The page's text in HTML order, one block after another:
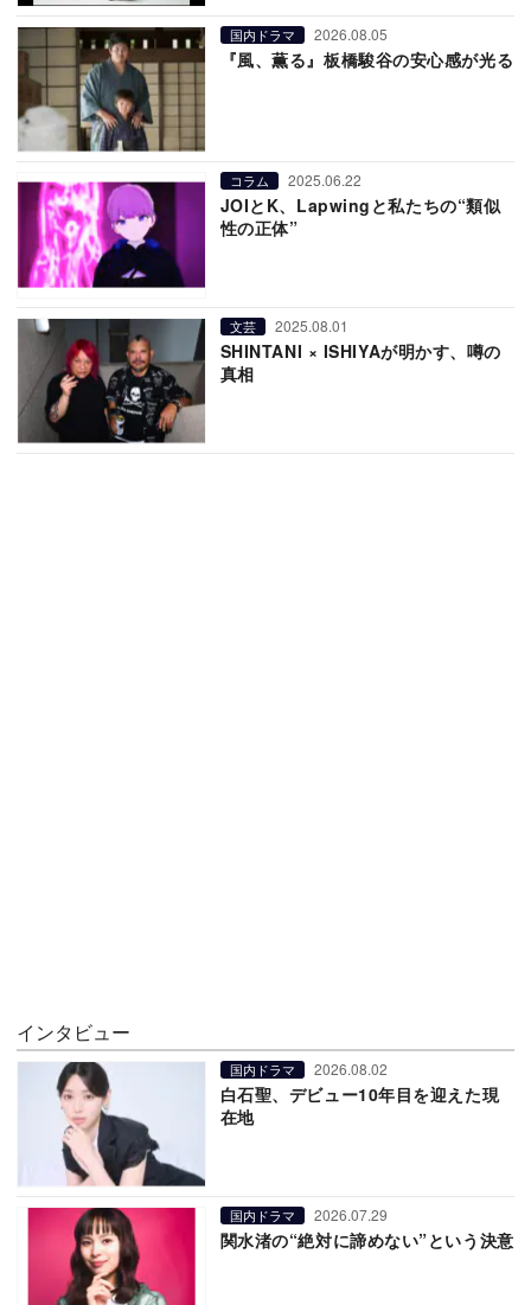
国内ドラマ 2026.08.05
『風、薫る』板橋駿谷の安心感が光る
コラム 2025.06.22
JOIとK、Lapwingと私たちの“類似
性の正体”
文芸 2025.08.01
SHINTANI × ISHIYAが明かす、噂の
真相
インタビュー
国内ドラマ 2026.08.02
白石聖、デビュー10年目を迎えた現
在地
国内ドラマ 2026.07.29
関水渚の“絶対に諦めない”という決意